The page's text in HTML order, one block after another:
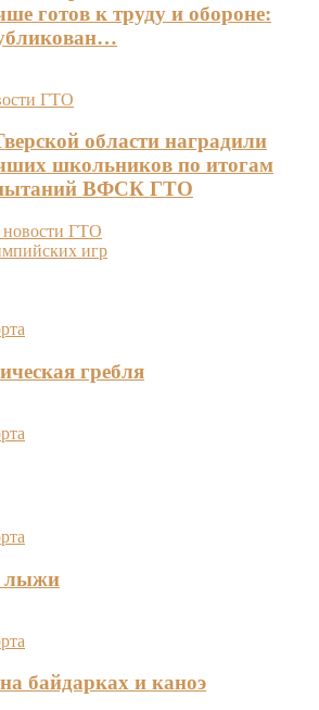
готов к труду и обороне:
ГТО
области наградили
школьников по итогам
ВФСК ГТО
новости ГТО
игр
гребля
лыжи
байдарках и каноэ